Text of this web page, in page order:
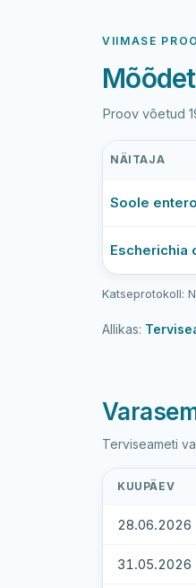
VIIMASE
Proov võetud
viimase
NÄITAJA
Soole
Escherichia
Katseprotokoll:
Allikas:
Terviseameti
KUUPÄEV
28.06.2026
31.05.2026